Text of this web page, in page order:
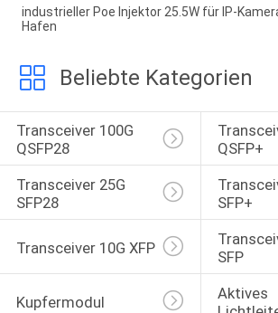
industrieller Poe Injektor 25.5W für IP-
Hafen
Beliebte Kategorien
Transceiver 100G
QSFP28
QSFP+
Transceiver 25G
SFP28
SFP+
Transceiver 10G XFP
SFP
Kupfermodul
Aktives